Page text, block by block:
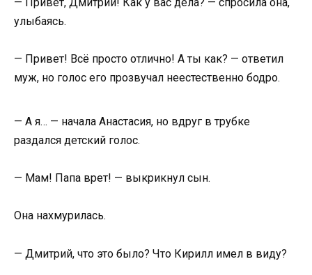
улыбаясь.
— Привет! Всё просто отлично! А ты как? — ответил
муж, но голос его прозвучал неестественно бодро.
— А я… — начала Анастасия, но вдруг в трубке
раздался детский голос.
— Мам! Папа врет! — выкрикнул сын.
Она нахмурилась.
— Дмитрий, что это было? Что Кирилл имел в виду?